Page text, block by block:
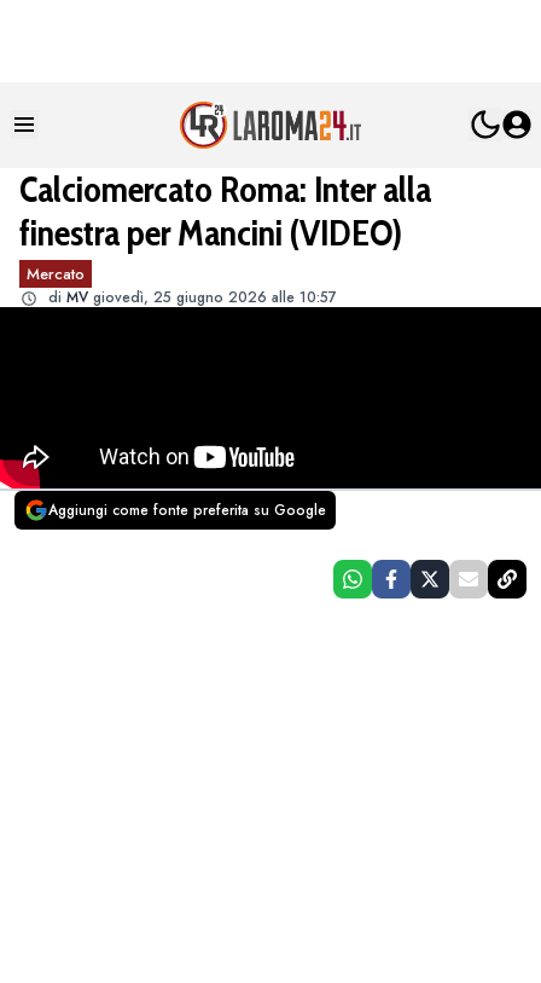
Calciomercato Roma: Inter alla
finestra per Mancini (VIDEO)
Mercato
di MV giovedì, 25 giugno 2026 alle 10:57
Aggiungi come fonte preferita su Google